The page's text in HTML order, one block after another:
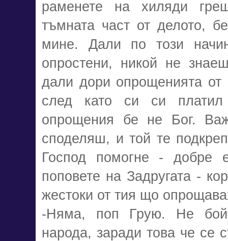
раменете на хиляди
тъмната част от делото,
мине. Дали по този
опростени, никой не
дали дори опрощенията от
след като си си
опрощения бе не Бог.
споделяш, и той те
Господ помогне - добре
поповете на Задругата -
жестоки от тия що
-Няма, поп Грую. Не
народа, заради това че се